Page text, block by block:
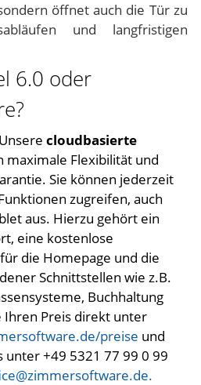
öffnet auch die Tür zu
und langfristigen
6.0 oder
cloudbasierte
maximale Flexibilität und
Sie können jederzeit
zugreifen, auch
aus. Hierzu gehört ein
eine kostenlose
die Homepage und die
Schnittstellen wie z.B.
Buchhaltung
Ihren Preis direkt unter
preise und
unter +49 5321 77 99 0 99
@zimmersoftware.de.